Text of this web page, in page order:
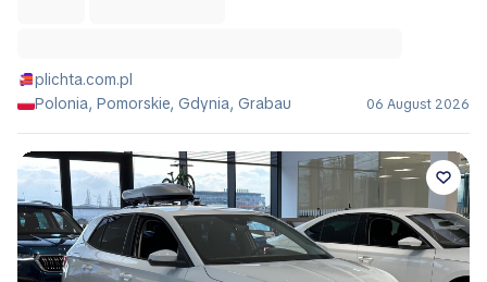
plichta.com.pl
Polonia, Pomorskie, Gdynia, Grabau
06 August 2026